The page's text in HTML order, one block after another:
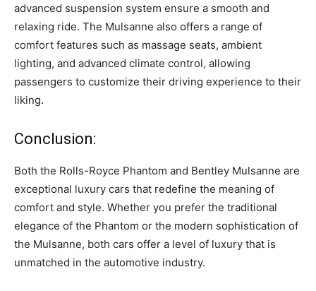
advanced suspension system ensure a ⁢smooth and
relaxing ride. The Mulsanne also offers a range of
comfort features such as massage seats, ambient
lighting,‌ and advanced climate control, allowing
passengers to​ customize their driving experience to their
liking.
Conclusion:
Both the Rolls-Royce Phantom and Bentley Mulsanne are
exceptional luxury ⁢cars that redefine the meaning of
comfort and style. Whether you prefer the traditional
elegance of the Phantom or the modern sophistication of
the Mulsanne, both cars offer a level of luxury that is
unmatched in the automotive industry.